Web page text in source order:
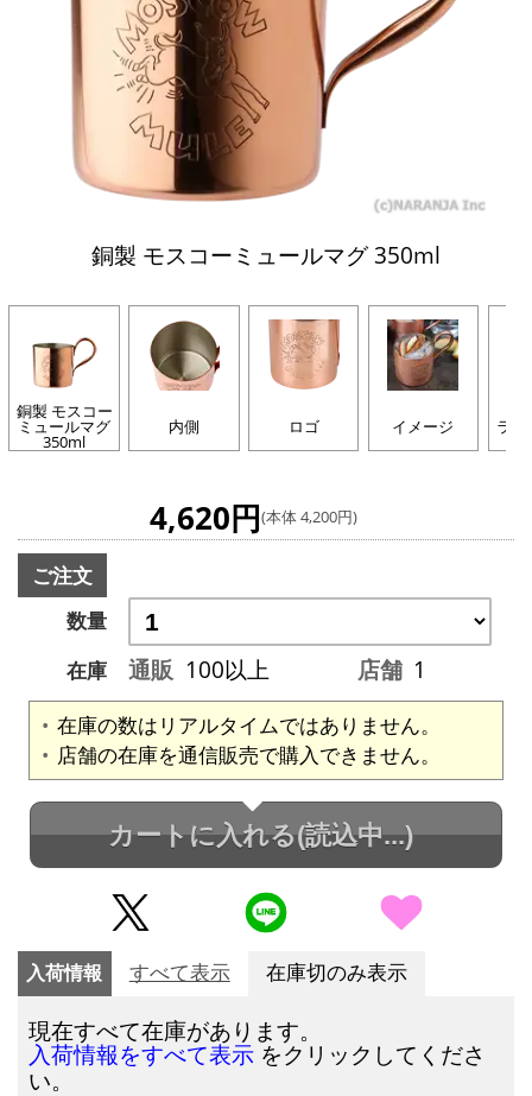
銅製 モスコーミュールマグ 350ml
銅製 モスコー
ミュールマグ
350ml
内側 ロゴ イメージ ライ
4,620円(本体 4,200円)
ご注文
数量
在庫
通販 100以上 店舗 1
在庫の数はリアルタイムではありません。
店舗の在庫を通信販売で購入できません。
カートに入れる(読込中...)
入荷情報 すべて表示 在庫切のみ表示
現在すべて在庫があります。
入荷情報をすべて表示 をクリックしてくださ
い。